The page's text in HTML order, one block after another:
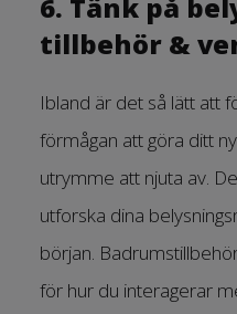
6. Tänk på
tillbehör &
Ibland är det så lätt att
förmågan att göra ditt
utrymme att njuta av.
utforska dina
början.
för hur du interagerar